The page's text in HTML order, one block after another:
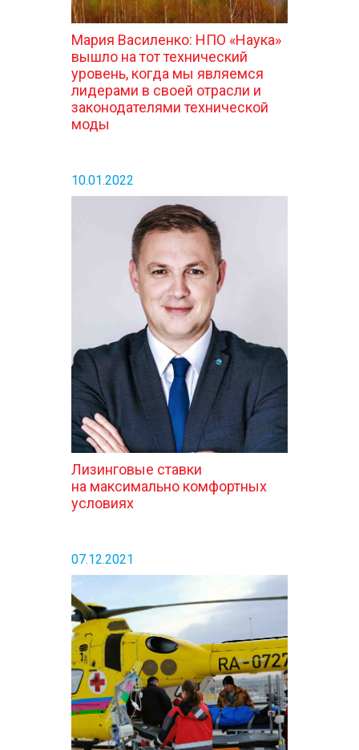
Мария Василенко: НПО «Наука»
вышло на тот технический
уровень, когда мы являемся
лидерами в своей отрасли и
законодателями технической
моды
10.01.2022
Лизинговые ставки
на максимально комфортных
условиях
07.12.2021